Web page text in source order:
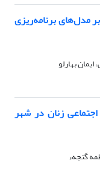
مدل‌های برنامه‌ریزی
بهارلو
زنان در شهر
گنجهء